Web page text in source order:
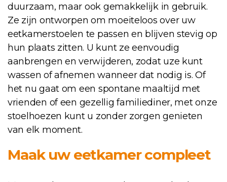
duurzaam, maar ook gemakkelijk in gebruik.
Ze zijn ontworpen om moeiteloos over uw
eetkamerstoelen te passen en blijven stevig op
hun plaats zitten. U kunt ze eenvoudig
aanbrengen en verwijderen, zodat uze kunt
wassen of afnemen wanneer dat nodig is. Of
het nu gaat om een spontane maaltijd met
vrienden of een gezellig familiediner, met onze
stoelhoezen kunt u zonder zorgen genieten
van elk moment.
Maak uw eetkamer compleet